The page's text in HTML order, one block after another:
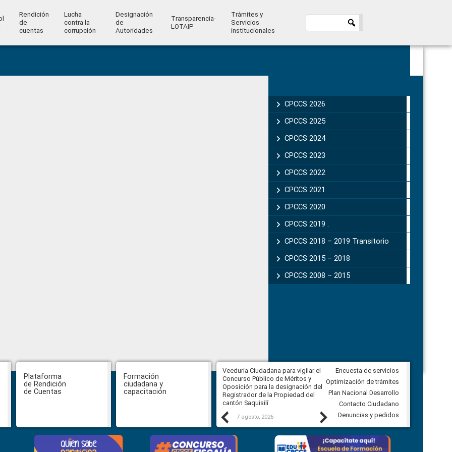
Rendición
de
cuentas
Lucha
contra la
corrupción
Designación
de
Autoridades
Transparencia-
LOTAIP
Trámites y
Servicios
institucionales
Sidebar
CPCCS 2026
CPCCS 2025
CPCCS 2024
CPCCS 2023
CPCCS 2022
CPCCS 2021
CPCCS 2020
CPCCS 2019 .
CPCCS 2018 – 2019 Transitorio
CPCCS 2015 – 2018
CPCCS 2008 – 2015
Plataforma
de Rendición
de Cuentas
Formación
ciudadana y
capacitación
Previous
CPCCS aprueba convocatoria a
Veeduría para designación de la
autoridad de la SOT
Veeduría Ciudadana para vigilar el
Concurso Público de Méritos y
Oposición para la designación del
Registrador de la Propiedad del
cantón Saquisilí
7 agosto, 2026
Veeduría Ciudadana para vigilar la
construcción del asfaltado de
Ballenita del cantón Santa Elena
7 agosto, 2026
Next
Encuesta de servicios
Optimización de trámites
Plan Nacional Desarrollo
Contacto Ciudadano
Denuncias y pedidos